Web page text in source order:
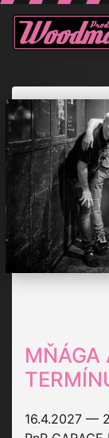
MŇÁGA
16.4.2027 —